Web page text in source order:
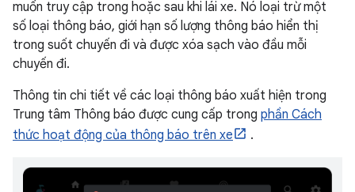
muốn truy cập trong hoặc sau khi lái xe. Nó loại trừ một
số loại thông báo, giới hạn số lượng thông báo hiển thị
trong suốt chuyến đi và được xóa sạch vào đầu mỗi
chuyến đi.
Thông tin chi tiết về các loại thông báo xuất hiện trong
Trung tâm Thông báo được cung cấp trong phần Cách
thức hoạt động của thông báo trên xe
.